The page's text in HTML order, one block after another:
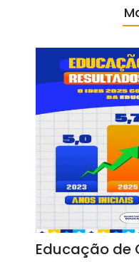
Educação de